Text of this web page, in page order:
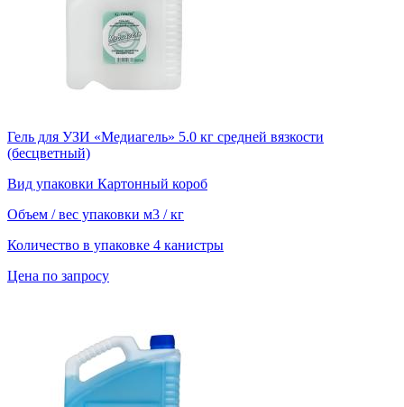
Гель для УЗИ «Медиагель» 5.0 кг средней вязкости
(бесцветный)
Вид упаковки Картонный короб
Объем / вес упаковки м3 / кг
Количество в упаковке 4 канистры
Цена по запросу